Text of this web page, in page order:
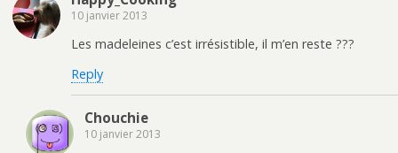
10 janvier 2013
Les madeleines c’est irrésistible, il m’en reste ???
Reply
Chouchie
10 janvier 2013